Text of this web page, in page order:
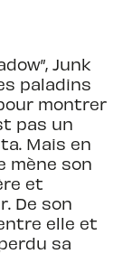
Junk
paladins
montrer
pas un
Mais en
mène son
et
De son
elle et
sa